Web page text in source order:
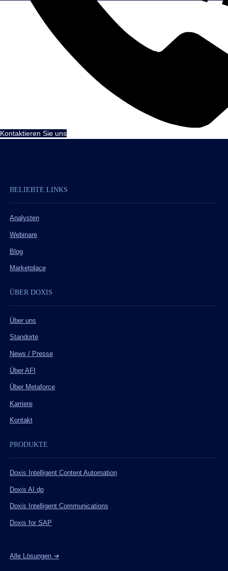
Kontaktieren Sie uns
BELIEBTE LINKS
Analysten
Webinare
Blog
Marketplace
ÜBER DOXIS
Über uns
Standorte
News / Presse
Über AFI
Über Metaforce
Karriere
Kontakt
PRODUKTE
Doxis Intelligent Content Automation
Doxis AI.dp
Doxis Intelligent Communications
Doxis for SAP
Alle Lösungen ➔